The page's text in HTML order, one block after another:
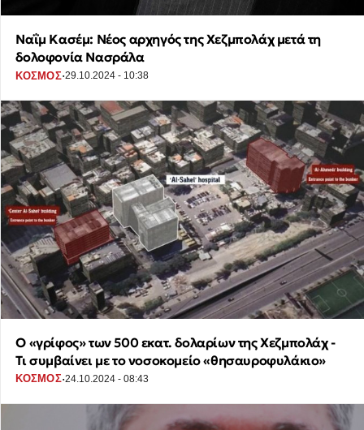
Ναΐμ Κασέμ: Νέος αρχηγός της Χεζμπολάχ μετά τη
δολοφονία Νασράλα
ΚΟΣΜΟΣ·29.10.2024 - 10:38
Ο «γρίφος» των 500 εκατ. δολαρίων της Χεζμπολάχ -
Τι συμβαίνει με το νοσοκομείο «θησαυροφυλάκιο»
ΚΟΣΜΟΣ·24.10.2024 - 08:43